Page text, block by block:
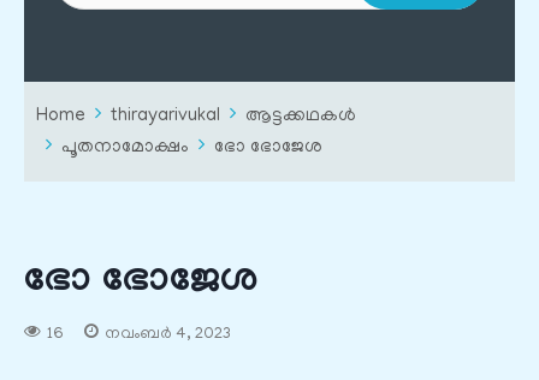
Home thirayarivukal
ആട്ടക്കഥകൾ
പൂതനാമോക്ഷം
ഭോ ഭോജേശ
ഭോ ഭോജേശ
16 നവംബർ 4, 2023